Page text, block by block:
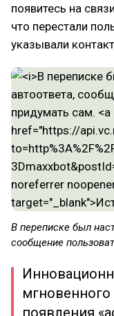
появитесь на
что перестали
указывали
В переписке был
сообщение
появления